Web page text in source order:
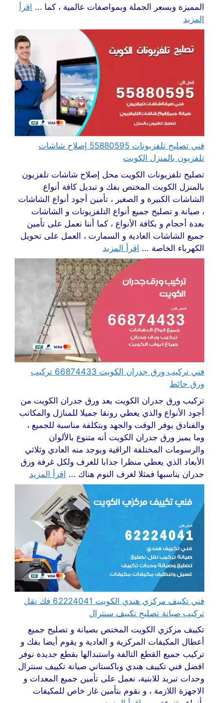
المميزة وبسعر الجملة وبمواصفات عالمية ، كما ... اقرأ
المزيد
فني تصليح تلفزيونات 55880595 إصلاح شاشات
تلفزيون بالمنزل الكويت
تصليح تلفزيونات الكويت محل إصلاح شاشات تلفزيون
بالمنزل الكويت المختص بفك و تبديل كافة أنواع
الشاشات الكبيرة و الصغير ، تأمين أجود أنواع الشاشات
، صيانة و تصليح جميع أنواع التلفزيونات و الشاشات
بعدة أحجام و بكافة الأنواع ، كما أننا نعمل على تأمين
جميع الشاشات العادية و السمارت ، العمل على تحويل
الكهرباء الخاصة ... اقرأ المزيد
فني تركيب ورق جدران الكويت 66874433 تركيب
ورق حائط
تركيب ورق جدران الكويت يعد ورق جدران الكويت من
أجود الأنواع والذي يعطي رونقا جميلا للمنازل والمكاتب
والفنادق يوفر الوقت والجهد وبتكلفة مناسبة للجميع ،
وما يميز ورق جدران الكويت أنه متنوع بالألوان
والرسومات المختلفة الراقية ويوجد منه العادي وثلاثي
الأبعاد الذي يعطي منظرا جذابا للغرف ولكل غرفة ورق
جدران يناسبها فمثلا لغرف النوم هناك ... اقرأ المزيد
فني تكييف مركزي هندي الكويت 62224041 فك نقل
تركيب صيانة تصليح تكييف سنترال
تكييف مركزي الكويت المختص بصيانة و تصليح جميع
أعطال المكيفات المركزية و العادية و يقوم أيضا بفك و
تركيب جميع القطع التالفة واستبدالها بقطع جديدة نوفر
افضل فني تكييف هندي وباكستاني صيانة تكييف سنترال
وحدات تبريد للابنية، نعمل على تأمين جميع المعدات و
الاجهزة اللازمة ، و نقوم بتأمين غاز خاص للمكيفات